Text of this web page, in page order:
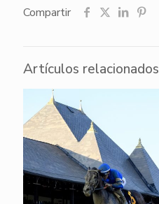
Compartir
Artículos relacionados